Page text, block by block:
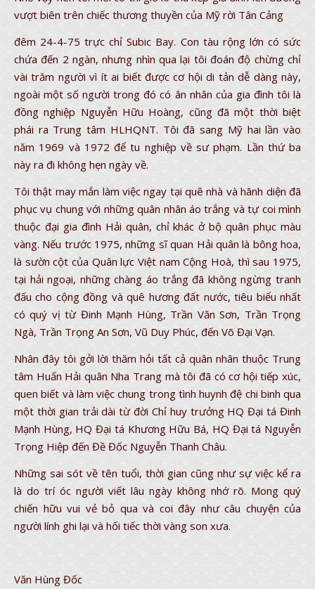
vượt biên trên chiếc thương thuyền của Mỹ rời Tân Cảng
đêm 24-4-75 trực chỉ Subic Bay. Con tàu rộng lớn có sức
chứa đến 2 ngàn, nhưng nhìn qua lại tôi đoán độ chừng chỉ
vài trăm người vì ít ai biết được cơ hội di tản dễ dàng này,
ngoài một số người trong đó có ân nhân của gia đình tôi là
đồng nghiệp Nguyễn Hữu Hoàng, cũng đã một thời biệt
phái ra Trung tâm HLHQNT. Tôi đã sang Mỹ hai lần vào
năm 1969 và 1972 để tu nghiệp về sư phạm. Lần thứ ba
này ra đi không hẹn ngày về.
Tôi thật may mắn làm việc ngay tại quê nhà và hãnh diện đã
phục vụ chung với những quân nhân áo trắng và tự coi mình
thuộc đại gia đình Hải quân, chỉ khác ở bộ quân phục màu
vàng. Nếu trước 1975, những sĩ quan Hải quân là bông hoa,
là sườn cột của Quân lực Việt nam Cộng Hoà, thì sau 1975,
tại hải ngoại, những chàng áo trắng đã không ngừng tranh
đấu cho cộng đồng và quê hương đất nước, tiêu biểu nhất
có quý vị từ Đinh Mạnh Hùng, Trần Văn Sơn, Trần Trọng
Ngà, Trần Trọng An Sơn, Vũ Duy Phúc, đến Võ Đại Vạn.
Nhân đây tôi gởi lời thăm hỏi tất cả quân nhân thuộc Trung
tâm Huấn Hải quân Nha Trang mà tôi đã có cơ hội tiếp xúc,
quen biết và làm việc chung trong tình huynh đệ chi binh qua
một thời gian trải dài từ đời Chỉ huy trưởng HQ Đại tá Đinh
Mạnh Hùng, HQ Đại tá Khương Hữu Bá, HQ Đại tá Nguyễn
Trọng Hiệp đến Đề Đốc Nguyễn Thanh Châu.
Những sai sót về tên tuổi, thời gian cũng như sự việc kể ra
là do trí óc người viết lâu ngày không nhớ rõ. Mong quý
chiến hữu vui vẻ bỏ qua và coi đây như câu chuyện của
người lính ghi lại và hối tiếc thời vàng son xưa.
Văn Hùng Đốc